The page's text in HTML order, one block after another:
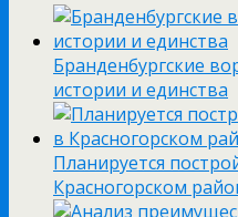
Бранденбургские
истории и единства
Планируется
Красногорском